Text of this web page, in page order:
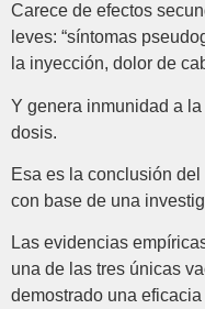
Carece de efectos
leves: “síntomas
la inyección, dolor de
Y genera inmunidad a
dosis.
Esa es la conclusión
con base de una
Las evidencias
una de las tres únicas
demostrado una